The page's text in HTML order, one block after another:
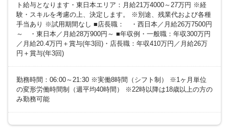
ト給与となります・東日本エリア：月給21万4000～27万円 ※経
験・スキルを考慮の上、決定します。 ※別途、残業代および各種
手当あり ※試用期間なし ■店長職： ・西日本／月給26万7500円
～ ・東日本／月給28万900円～ ■年収例・一般職：年収300万円
／月給20.4万円＋賞与(年3回)・店長職：年収410万円／月給26万
円＋賞与(年3回)
勤務時間：06:00～21:30 ※実働8時間（シフト制） ※1ヶ月単位
の変形労働時間制（週平均40時間） ※22時以降は18歳以上の方の
み勤務可能